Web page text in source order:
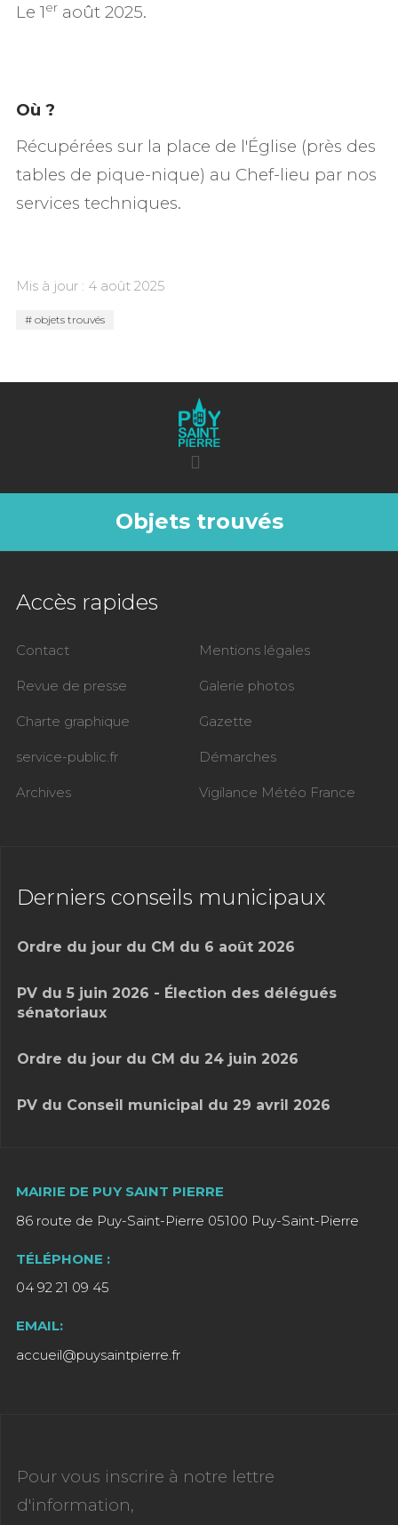
Le 1er août 2025.
Où ?
Récupérées sur la place de l'Église (près des
tables de pique-nique) au Chef-lieu par nos
services techniques.
Mis à jour : 4 août 2025
objets trouvés
Objets trouvés
Accès rapides
Contact Mentions légales
Revue de presse Galerie photos
Charte graphique Gazette
service-public.fr Démarches
Archives Vigilance Météo France
Derniers conseils municipaux
Ordre du jour du CM du 6 août 2026
PV du 5 juin 2026 - Élection des délégués
sénatoriaux
Ordre du jour du CM du 24 juin 2026
PV du Conseil municipal du 29 avril 2026
MAIRIE DE PUY SAINT PIERRE
86 route de Puy-Saint-Pierre 05100 Puy-Saint-Pierre
TÉLÉPHONE :
04 92 21 09 45
EMAIL:
accueil@puysaintpierre.fr
Pour vous inscrire à notre lettre
d'information,